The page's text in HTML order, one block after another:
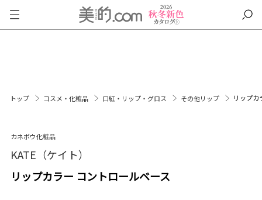
トップ コスメ・化粧品 口紅・リップ・グロス その他リップ リップカ
カネボウ化粧品
KATE（ケイト）
リップカラー コントロールベース